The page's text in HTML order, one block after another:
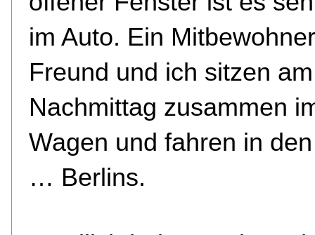
im Auto. Ein
Freund und ich sitzen
Nachmittag zusammen
Wagen und fahren in
… Berlins.